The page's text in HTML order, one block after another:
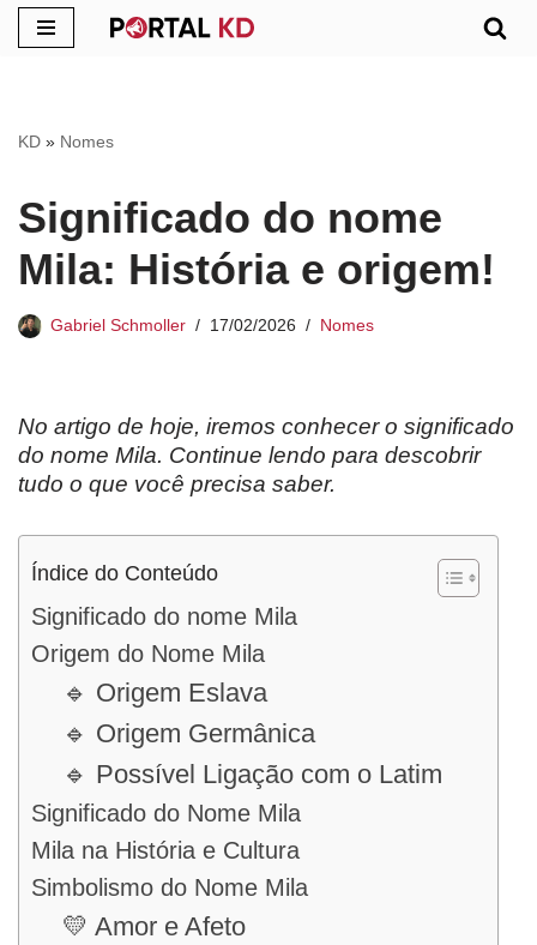
conteúdo
KD » Nomes
Significado do nome
Mila: História e origem!
Gabriel Schmoller 17/02/2026 Nomes
No artigo de hoje, iremos conhecer o significado
do nome Mila. Continue lendo para descobrir
tudo o que você precisa saber.
Índice do Conteúdo
Significado do nome Mila
Origem do Nome Mila
🔹 Origem Eslava
🔹 Origem Germânica
🔹 Possível Ligação com o Latim
Significado do Nome Mila
Mila na História e Cultura
Simbolismo do Nome Mila
💛 Amor e Afeto